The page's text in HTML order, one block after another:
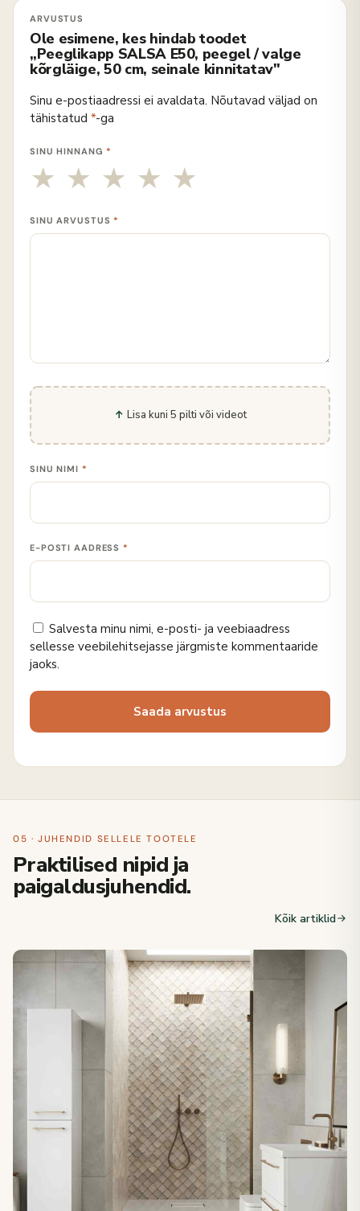
Ole esimene, kes hindab toodet
„Peeglikapp SALSA E50, peegel / valge
kõrgläige, 50 cm, seinale kinnitatav"
Sinu e-postiaadressi ei avaldata. Nõutavad väljad on
tähistatud *-ga
SINU HINNANG *
SINU ARVUSTUS *
Lisa kuni 5 pilti või videot
SINU NIMI *
E-POSTI AADRESS *
Salvesta minu nimi, e-posti- ja veebiaadress
sellesse veebilehitsejasse järgmiste kommentaaride
jaoks.
05 · JUHENDID SELLELE TOOTELE
Praktilised nipid ja
paigaldusjuhendid.
Kõik artiklid